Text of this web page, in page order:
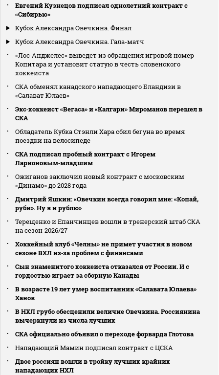
Евгений Кузнецов подписал однолетний контракт с
«Сибирью»
Кубок Александра Овечкина. Финал
Кубок Александра Овечкина. Гала-матч
«Лос‑Анджелес» выведет из обращения игровой номер
Копитара и установит статую в честь словенского
хоккеиста
СКА обменял канадского нападающего Бландизи в
«Салават Юлаев»
Экс‑хоккеист «Вегаса» и «Калгари» Мироманов перешел в
СКА
Обладатель Кубка Стэнли Хара сбил бегуна во время
поездки на велосипеде
СКА подписал пробный контракт с Игорем
Ларионовым‑младшим
Ожиганов заключил новый контракт с московским
«Динамо» до 2028 года
Дмитрий Яшкин: «Овечкин всегда говорил мне: «Копай,
руби». Ну я и рублю»
Терещенко и Епанчинцев вошли в тренерский штаб СКА
на сезон‑2026/27
Хоккейный клуб «Челны» не примет участия в новом
сезоне ВХЛ из‑за проблем с финансами
Сын знаменитого хоккеиста отказался от России. И с
гордостью играет за сборную Канады
В возрасте 19 лет умер воспитанник «Салавата Юлаева»
Ханов
В НХЛ грубо обесценили величие Овечкина. Россиянина
вычеркнули из числа лучших
СКА официально объявил о переходе форварда Глотова
Нападающий Мамин подписал контракт с ЦСКА
Двое россиян вошли в тройку лучших крайних
нападающих НХЛ